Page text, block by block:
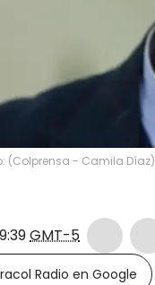
(Colprensa - Camila Díaz)
GMT-5
Radio en Google